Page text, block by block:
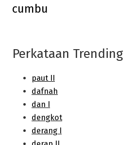
post:
cumbu
Perkataan Trending